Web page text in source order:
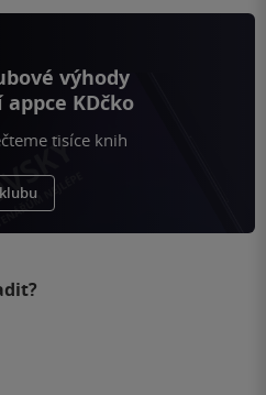
výhody
KDčko
tisíce knih